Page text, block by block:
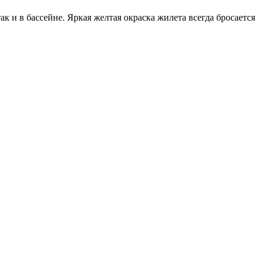
в бассейне. Яркая желтая окраска жилета всегда бросается